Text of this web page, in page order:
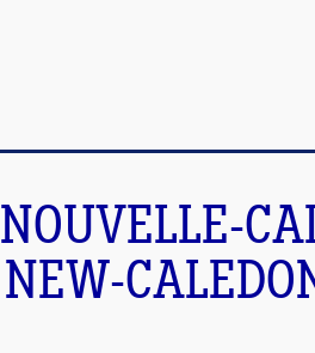
NOUVELLE-
NEW-